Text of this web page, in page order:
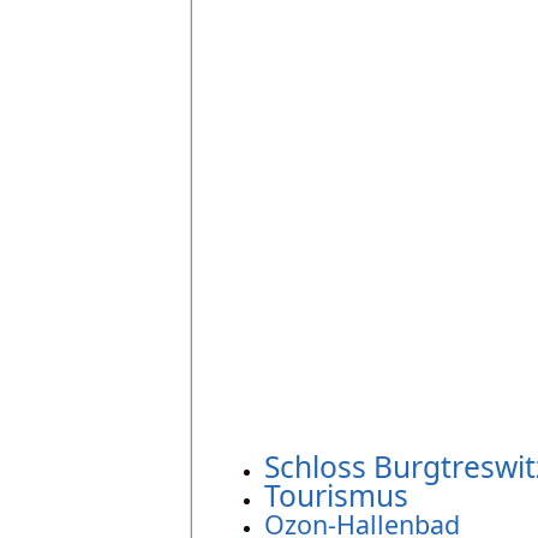
Schloss
Tourismus
Ozon-Hallenbad